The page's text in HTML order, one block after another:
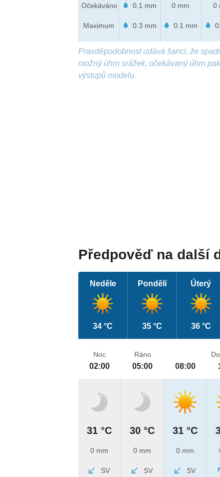
Očekáváno
Maximum
0.1 mm
0.3 mm
0 mm
0.1 mm
0
Pravděpodobnost udává šanci, že
možný úhrn srážek, očekávaný úhrn
výstupů modelu.
Předpověď na další
Neděle
34 °C
Pondělí
35 °C
Úterý
36 °C
Noc
02:00
31 °C
0 mm
SV
Ráno
05:00
30 °C
0 mm
SV
08:00
31 °C
0 mm
SV